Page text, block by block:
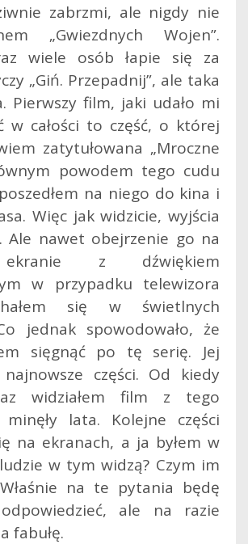
zabrzmi, ale nigdy nie
„Gwiezdnych Wojen”.
wiele osób łapie się za
„Giń. Przepadnij”, ale taka
Pierwszy film, jaki udało mi
w całości to część, o której
zatytułowana „Mroczne
powodem tego cudu
na niego do kina i
Więc jak widzicie, wyjścia
Ale nawet obejrzenie go na
z dźwiękiem
w przypadku telewizora
się w świetlnych
jednak spowodowało, że
sięgnąć po tę serię. Jej
części. Od kiedy
widziałem film z tego
minęły lata. Kolejne części
na ekranach, a ja byłem w
w tym widzą? Czym im
na te pytania będę
ale na razie
fabułę.